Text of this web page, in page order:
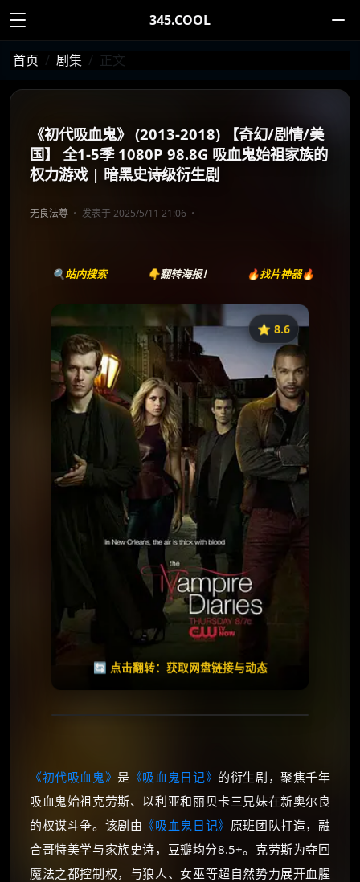
345.COOL
首页 剧集 正文
《初代吸血鬼》 (2013-2018) 【奇幻/剧情/美
国】 全1-5季 1080P 98.8G 吸血鬼始祖家族的
权力游戏 | 暗黑史诗级衍生剧
无良法尊 发表于 2025/5/11 21:06
🔍站内搜索 👇翻转海报！ 🔥找片神器🔥
⭐️ 8.6
🔄 点击翻转：获取网盘链接与动态
《初代吸血鬼》
⭐
⭐️ 评分：8.6 | 🎬 2013年
✅ 已完结
夸克网盘
🧧️
《初代吸血鬼》是 《吸血鬼日记》 的衍生剧，聚焦千年
吸血鬼始祖克劳斯、以利亚和丽贝卡三兄妹在新奥尔良
的权谋斗争。该剧由 《吸血鬼日记》 原班团队打造，融
合哥特美学与家族史诗，豆瓣均分8.5+。克劳斯为夺回
魔法之都控制权，与狼人、女巫等超自然势力展开血腥